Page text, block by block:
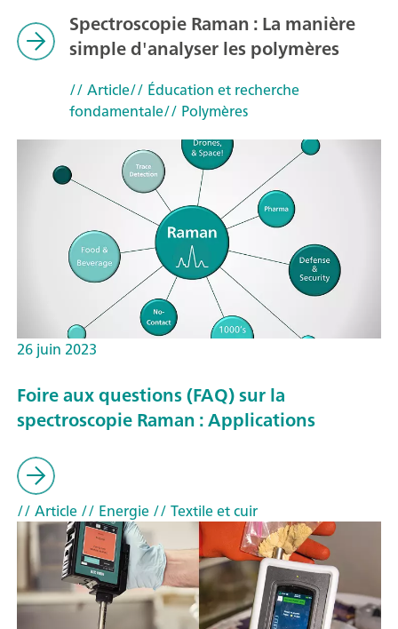
Spectroscopie Raman : La manière
simple d'analyser les polymères
// Article// Éducation et recherche
fondamentale// Polymères
26 juin 2023
Foire aux questions (FAQ) sur la
spectroscopie Raman : Applications
// Article// Energie// Textile et cuir